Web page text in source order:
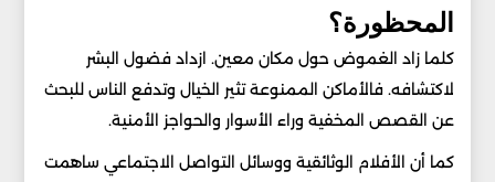
المحظورة؟
كلما زاد الغموض حول مكان معين. ازداد فضول البشر
لاكتشافه. فالأماكن الممنوعة تثير الخيال وتدفع الناس للبحث
عن القصص المخفية وراء الأسوار والحواجز الأمنية.
كما أن الأفلام الوثائقية ووسائل التواصل الاجتماعي ساهمت